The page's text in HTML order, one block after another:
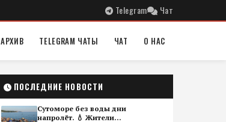
Telegram Чат
АРХИВ TELEGRAM ЧАТЫ ЧАТ О НАС
ПОСЛЕДНИЕ НОВОСТИ
Сутоморе без воды дни
напролёт. 💧 Жители...